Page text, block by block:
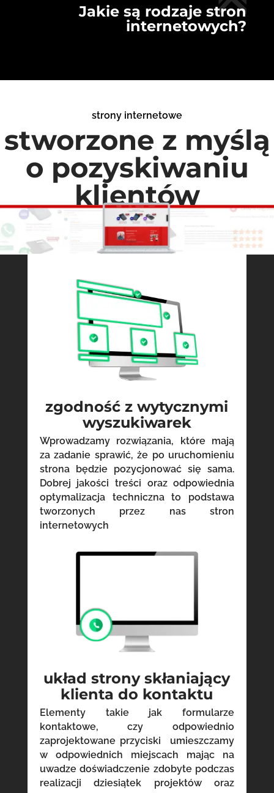
Jakie są rodzaje stron
internetowych?
strony internetowe
stworzone z myślą
o pozyskiwaniu
klientów
zgodność z wytycznymi
wyszukiwarek
Wprowadzamy rozwiązania, które mają
za zadanie sprawić, że po uruchomieniu
strona będzie pozycjonować się sama.
Dobrej jakości treści oraz odpowiednia
optymalizacja techniczna to podstawa
tworzonych przez nas stron
internetowych
układ strony skłaniający
klienta do kontaktu
Elementy takie jak formularze
kontaktowe, czy odpowiednio
zaprojektowane przyciski umieszczamy
w odpowiednich miejscach mając na
uwadze doświadczenie zdobyte podczas
realizacji dziesiątek projektów oraz